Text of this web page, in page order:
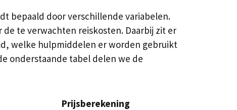
bepaald door verschillende variabelen.
te verwachten reiskosten. Daarbij zit er
welke hulpmiddelen er worden gebruikt
onderstaande tabel delen we de
Prijsberekening